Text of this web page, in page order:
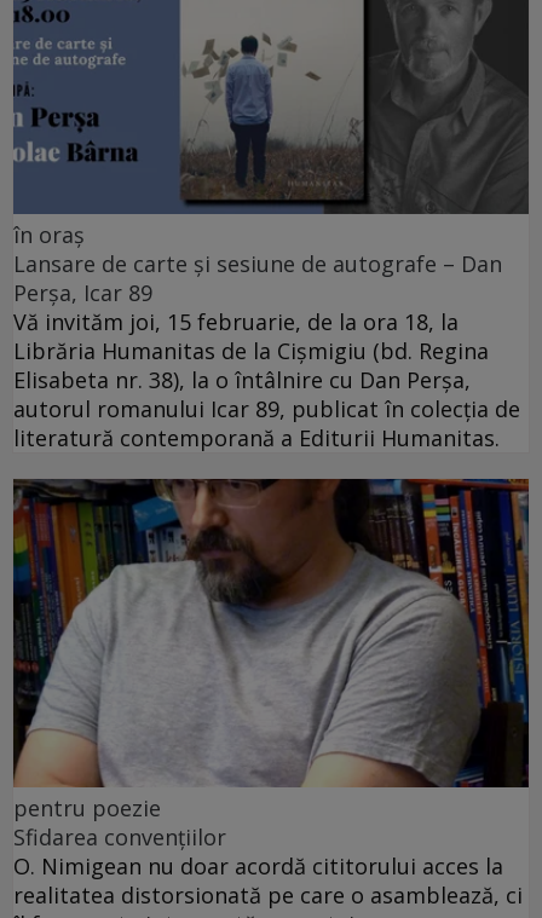
în oraș
Lansare de carte și sesiune de autografe – Dan
Perșa, Icar 89
Vă invităm joi, 15 februarie, de la ora 18, la
Librăria Humanitas de la Cişmigiu (bd. Regina
Elisabeta nr. 38), la o întâlnire cu Dan Perșa,
autorul romanului Icar 89, publicat în colecția de
literatură contemporană a Editurii Humanitas.
pentru poezie
Sfidarea convențiilor
O. Nimigean nu doar acordă cititorului acces la
realitatea distorsionată pe care o asamblează, ci